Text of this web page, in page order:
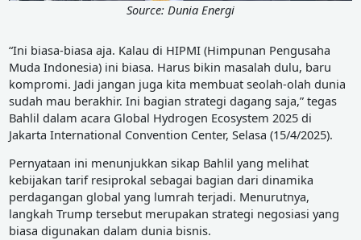
Source: Dunia Energi
“Ini biasa-biasa aja. Kalau di HIPMI (Himpunan Pengusaha
Muda Indonesia) ini biasa. Harus bikin masalah dulu, baru
kompromi. Jadi jangan juga kita membuat seolah-olah dunia
sudah mau berakhir. Ini bagian strategi dagang saja,” tegas
Bahlil dalam acara Global Hydrogen Ecosystem 2025 di
Jakarta International Convention Center, Selasa (15/4/2025).
Pernyataan ini menunjukkan sikap Bahlil yang melihat
kebijakan tarif resiprokal sebagai bagian dari dinamika
perdagangan global yang lumrah terjadi. Menurutnya,
langkah Trump tersebut merupakan strategi negosiasi yang
biasa digunakan dalam dunia bisnis.